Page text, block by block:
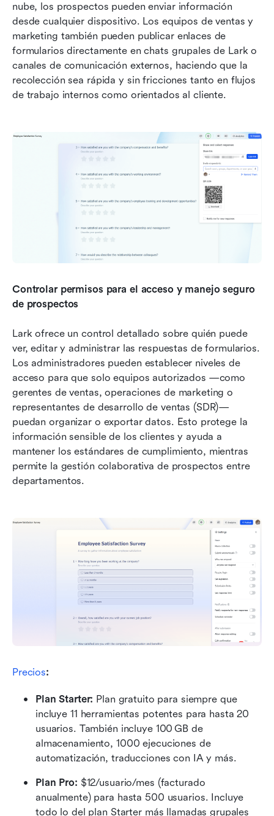
nube, los prospectos pueden enviar información
desde cualquier dispositivo. Los equipos de ventas y
marketing también pueden publicar enlaces de
formularios directamente en chats grupales de Lark o
canales de comunicación externos, haciendo que la
recolección sea rápida y sin fricciones tanto en flujos
de trabajo internos como orientados al cliente.
Controlar permisos para el acceso y manejo seguro
de prospectos
Lark ofrece un control detallado sobre quién puede
ver, editar y administrar las respuestas de formularios.
Los administradores pueden establecer niveles de
acceso para que solo equipos autorizados —como
gerentes de ventas, operaciones de marketing o
representantes de desarrollo de ventas (SDR)—
puedan organizar o exportar datos. Esto protege la
información sensible de los clientes y ayuda a
mantener los estándares de cumplimiento, mientras
permite la gestión colaborativa de prospectos entre
departamentos.
Precios:
Plan Starter: Plan gratuito para siempre que
incluye 11 herramientas potentes para hasta 20
usuarios. También incluye 100 GB de
almacenamiento, 1000 ejecuciones de
automatización, traducciones con IA y más.
Plan Pro: $12/usuario/mes (facturado
anualmente) para hasta 500 usuarios. Incluye
todo lo del plan Starter más llamadas grupales